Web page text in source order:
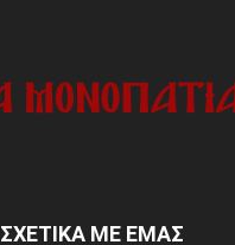
ΣΧΕΤΙΚΑ ΜΕ ΕΜΑΣ